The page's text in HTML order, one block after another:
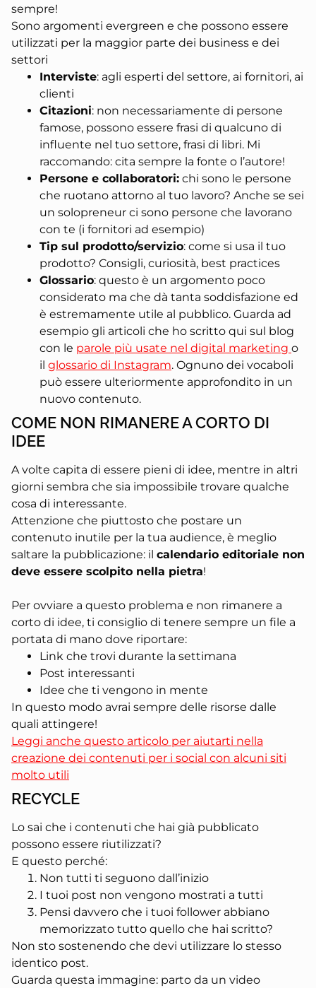
sempre!
Sono argomenti evergreen e che possono essere
utilizzati per la maggior parte dei business e dei
settori⁣
Interviste: agli esperti del settore, ai fornitori, ai
clienti
Citazioni: non necessariamente di persone
famose, possono essere frasi di qualcuno di
influente nel tuo settore, frasi di libri. Mi
raccomando: cita sempre la fonte o l’autore!
Persone e collaboratori: chi sono le persone
che ruotano attorno al tuo lavoro? Anche se sei
un solopreneur ci sono persone che lavorano
con te (i fornitori ad esempio)
Tip sul prodotto/servizio: come si usa il tuo
prodotto? Consigli, curiosità, best practices
Glossario: ⁣questo è un argomento poco
considerato ma che dà tanta soddisfazione ed
è estremamente utile al pubblico. Guarda ad
esempio gli articoli che ho scritto qui sul blog
con le parole più usate nel digital marketing o
il glossario di Instagram. Ognuno dei vocaboli
può essere ulteriormente approfondito in un
nuovo contenuto.
COME NON RIMANERE A CORTO DI
IDEE
A volte capita di essere pieni di idee, mentre in altri
giorni sembra che sia impossibile trovare qualche
cosa di interessante.
Attenzione che piuttosto che postare un
contenuto inutile per la tua audience, è meglio
saltare la pubblicazione: il calendario editoriale non
deve essere scolpito nella pietra!
Per ovviare a questo problema e non rimanere a
corto di idee, ti consiglio di tenere sempre un file a
portata di mano dove riportare: ⁣
Link che trovi durante la settimana ⁣
Post interessanti ⁣
Idee che ti vengono in mente
In questo modo avrai sempre delle risorse dalle
quali attingere!
Leggi anche questo articolo per aiutarti nella
creazione dei contenuti per i social con alcuni siti
molto utili
RECYCLE
Lo sai che i contenuti che hai già pubblicato
possono essere riutilizzati?
E questo perché:
Non tutti ti seguono dall’inizio
I tuoi post non vengono mostrati a tutti
Pensi davvero che i tuoi follower abbiano
memorizzato tutto quello che hai scritto?
Non sto sostenendo che devi utilizzare lo stesso
identico post.
Guarda questa immagine: parto da un video